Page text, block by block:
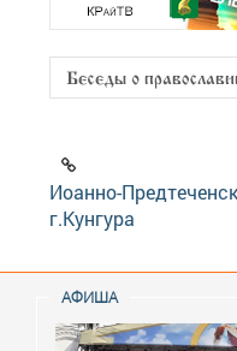
Иоанно-
г.Кунгура
АФИША